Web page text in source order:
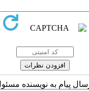
پیام به نویسنده مسئول